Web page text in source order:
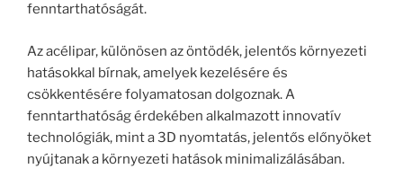
fenntarthatóságát.
Az acélipar, különösen az öntödék, jelentős környezeti
hatásokkal bírnak, amelyek kezelésére és
csökkentésére folyamatosan dolgoznak. A
fenntarthatóság érdekében alkalmazott innovatív
technológiák, mint a 3D nyomtatás, jelentős előnyöket
nyújtanak a környezeti hatások minimalizálásában.